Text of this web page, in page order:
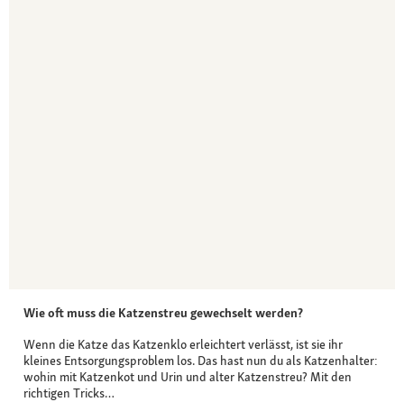
Wie oft muss die Katzenstreu gewechselt werden?
Wenn die Katze das Katzenklo erleichtert verlässt, ist sie ihr
kleines Entsorgungsproblem los. Das hast nun du als Katzenhalter:
wohin mit Katzenkot und Urin und alter Katzenstreu? Mit den
richtigen Tricks…